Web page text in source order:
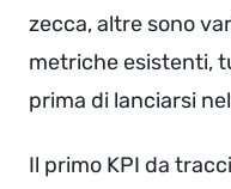
zecca, altre sono
metriche esistenti,
prima di lanciarsi
Il primo KPI da